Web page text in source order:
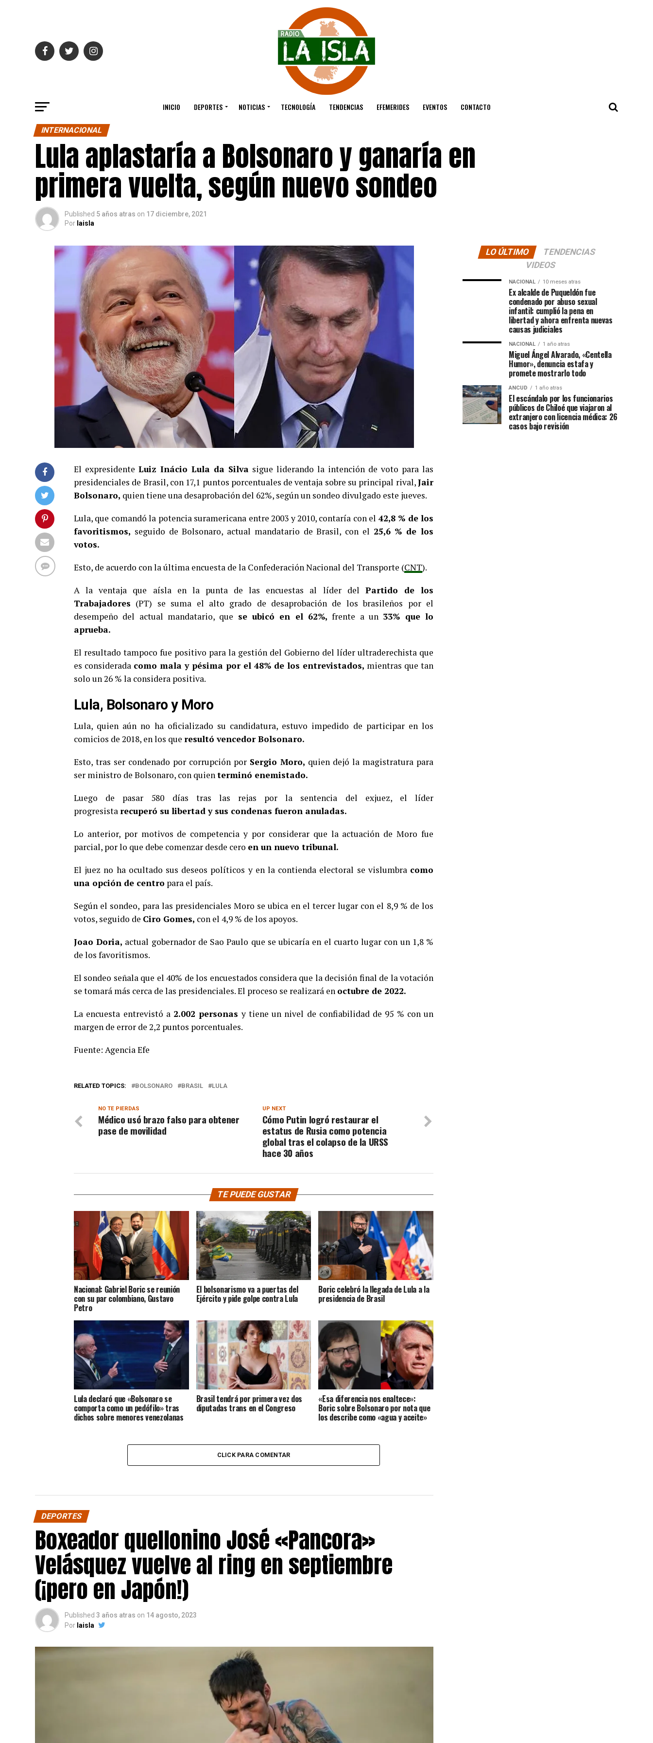
INICIO DEPORTES NOTICIAS TECNOLOGÍA TENDENCIAS EFEMERIDES EVENTOS CONTACTO
INTERNACIONAL
Lula aplastaría a Bolsonaro y ganaría en
primera vuelta, según nuevo sondeo
Published 5 años atras on 17 diciembre, 2021
Por laisla
El expresidente Luiz Inácio Lula da Silva sigue liderando la intención de voto para las
presidenciales de Brasil, con 17,1 puntos porcentuales de ventaja sobre su principal rival,Jair
Bolsonaro, quien tiene una desaprobación del 62%, según un sondeo divulgado este jueves.
Lula, que comandó la potencia suramericana entre 2003 y 2010, contaría con el 42,8 % de los
favoritismos, seguido de Bolsonaro, actual mandatario de Brasil, con el 25,6 % de los
votos.
Esto, de acuerdo con la última encuesta de la Confederación Nacional del Transporte (CNT).
A la ventaja que aísla en la punta de las encuestas al líder del Partido de los
Trabajadores (PT) se suma el alto grado de desaprobación de los brasileños por el
desempeño del actual mandatario, que se ubicó en el 62%, frente a un 33% que lo
aprueba.
El resultado tampoco fue positivo para la gestión del Gobierno del líder ultraderechista que
es considerada como mala y pésima por el 48% de los entrevistados, mientras que tan
solo un 26 % la considera positiva.
Lula, Bolsonaro y Moro
Lula, quien aún no ha oficializado su candidatura, estuvo impedido de participar en los
comicios de 2018, en los que resultó vencedor Bolsonaro.
Esto, tras ser condenado por corrupción por Sergio Moro, quien dejó la magistratura para
ser ministro de Bolsonaro, con quienterminó enemistado.
Luego de pasar 580 días tras las rejas por la sentencia del exjuez, el líder
progresistarecuperó su libertad y sus condenas fueron anuladas.
Lo anterior, por motivos de competencia y por considerar que la actuación de Moro fue
parcial, por lo que debe comenzar desde cero en un nuevo tribunal.
El juez no ha ocultado sus deseos políticos y en la contienda electoral se vislumbra como
una opción de centro para el país.
Según el sondeo, para las presidenciales Moro se ubica en el tercer lugar con el 8,9 % de los
votos, seguido de Ciro Gomes, con el 4,9 % de los apoyos.
Joao Doria, actual gobernador de Sao Paulo que se ubicaría en el cuarto lugar con un 1,8 %
de los favoritismos.
El sondeo señala que el 40% de los encuestados considera que la decisión final de la votación
se tomará más cerca de las presidenciales. El proceso se realizará en octubre de 2022.
La encuesta entrevistó a 2.002 personas y tiene un nivel de confiabilidad de 95 % con un
margen de error de 2,2 puntos porcentuales.
Fuente: Agencia Efe
RELATED TOPICS: BOLSONARO BRASIL LULA
UP NEXT
Cómo Putin logró restaurar el
estatus de Rusia como potencia
global tras el colapso de la URSS
hace 30 años
NO TE PIERDAS
Médico usó brazo falso para obtener
pase de movilidad
TE PUEDE GUSTAR
Nacional: Gabriel Boric se reunión
con su par colombiano, Gustavo
Petro
El bolsonarismo va a puertas del
Ejército y pide golpe contra Lula
Boric celebró la llegada de Lula a la
presidencia de Brasil
Lula declaró que «Bolsonaro se
comporta como un pedófilo» tras
dichos sobre menores venezolanas
Brasil tendrá por primera vez dos
diputadas trans en el Congreso
«Esa diferencia nos enaltece»:
Boric sobre Bolsonaro por nota que
los describe como «agua y aceite»
CLICK PARA COMENTAR
DEPORTES
Boxeador quellonino José «Pancora»
Velásquez vuelve al ring en septiembre
(¡pero en Japón!)
Published 3 años atras on 14 agosto, 2023
Por laisla
LO ÚLTIMO
TENDENCIAS
VIDEOS
NACIONAL 10 meses atras
Ex alcalde de Puqueldón fue
condenado por abuso sexual
infantil: cumplió la pena en
libertad y ahora enfrenta nuevas
causas judiciales
NACIONAL 1 año atras
Miguel Ángel Alvarado, «Centella
Humor», denuncia estafa y
promete mostrarlo todo
ANCUD 1 año atras
El escándalo por los funcionarios
públicos de Chiloé que viajaron al
extranjero con licencia médica: 26
casos bajo revisión